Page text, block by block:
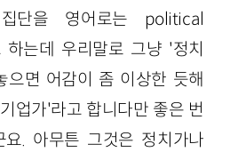
단을 영어로는 political
는데 우리말로 그냥 '정치
으면 어감이 좀 이상한 듯해
업가'라고 합니다만 좋은 번
요. 아무튼 그것은 정치가나